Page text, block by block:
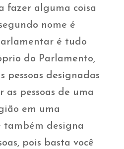
fazer alguma coisa
nome é
é tudo
do Parlamento,
pessoas designadas
as pessoas de uma
em uma
também designa
pois basta você